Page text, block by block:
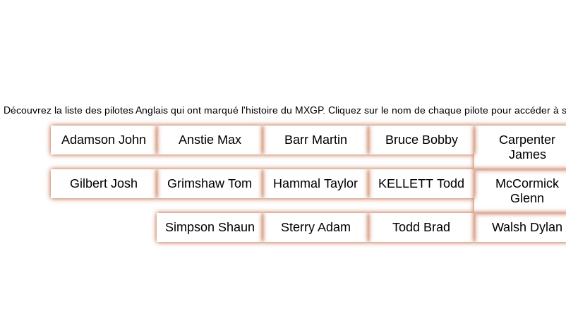
Découvrez la liste des pilotes Anglais qui ont marqué l'histoire du MXGP. Cliquez sur le nom de chaque pilote pour accéder à
Adamson John Anstie Max Barr Martin Bruce Bobby
Carpenter
James
Gilbert Josh Grimshaw Tom Hammal Taylor KELLETT Todd
McCormick
Glenn
Simpson Shaun Sterry Adam Todd Brad Walsh Dylan